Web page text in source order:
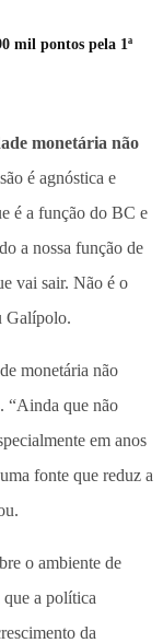
mil pontos pela 1ª
monetária não
é agnóstica e
é a função do BC e
a nossa função de
vai sair. Não é o
Galípolo.
monetária não
. “Ainda que não
em anos
fonte que reduz a
o ambiente de
que a política
da